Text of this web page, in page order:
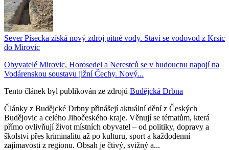
Sever Písecka získá nový zdroj pitné vody. Staví se vodovod z Krsic
do Mirovic
Obyvatelé Mirovic, Horosedel a Nerestců se v budoucnu napojí na
Vodárenskou soustavu jižní Čechy. Nový...
Tento článek byl publikován ze zdrojů Budějcká Drbna
Články z Budějcké Drbny přinášejí aktuální dění z Českých
Budějovic a celého Jihočeského kraje. Věnují se tématům, která
přímo ovlivňují život místních obyvatel – od politiky, dopravy a
školství přes kriminalitu až po kulturu, sport a každodenní
zajímavosti z regionu. Obsah je čtivý, svižný a...